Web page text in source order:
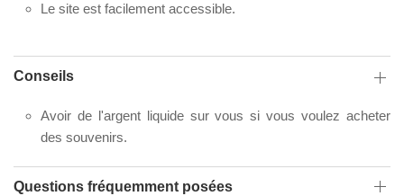
Le site est facilement accessible.
Conseils
Avoir de l'argent liquide sur vous si vous voulez acheter
des souvenirs.
Questions fréquemment posées